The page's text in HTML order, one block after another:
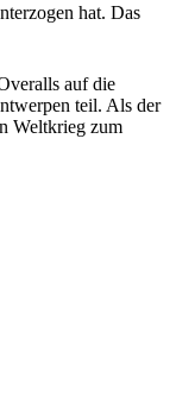
hat. Das
auf die
teil. Als der
Weltkrieg zum